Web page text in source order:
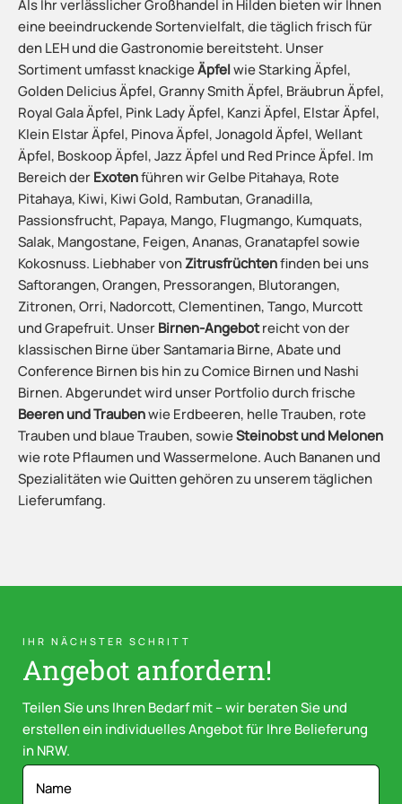
Als Ihr verlässlicher Großhandel in Hilden bieten wir Ihnen
eine beeindruckende Sortenvielfalt, die täglich frisch für
den LEH und die Gastronomie bereitsteht. Unser
Sortiment umfasst knackigeÄpfelwie Starking Äpfel,
Golden Delicius Äpfel, Granny Smith Äpfel, Bräubrun Äpfel,
Royal Gala Äpfel, Pink Lady Äpfel, Kanzi Äpfel, Elstar Äpfel,
Klein Elstar Äpfel, Pinova Äpfel, Jonagold Äpfel, Wellant
Äpfel, Boskoop Äpfel, Jazz Äpfel und Red Prince Äpfel. Im
Bereich derExotenführen wir Gelbe Pitahaya, Rote
Pitahaya, Kiwi, Kiwi Gold, Rambutan, Granadilla,
Passionsfrucht, Papaya, Mango, Flugmango, Kumquats,
Salak, Mangostane, Feigen, Ananas, Granatapfel sowie
Kokosnuss. Liebhaber vonZitrusfrüchtenfinden bei uns
Saftorangen, Orangen, Pressorangen, Blutorangen,
Zitronen, Orri, Nadorcott, Clementinen, Tango, Murcott
und Grapefruit. UnserBirnen-Angebotreicht von der
klassischen Birne über Santamaria Birne, Abate und
Conference Birnen bis hin zu Comice Birnen und Nashi
Birnen. Abgerundet wird unser Portfolio durch frische
Beeren und Traubenwie Erdbeeren, helle Trauben, rote
Trauben und blaue Trauben, sowieSteinobst und Melonen
wie rote Pflaumen und Wassermelone. Auch Bananen und
Spezialitäten wie Quitten gehören zu unserem täglichen
Lieferumfang.
IHR NÄCHSTER SCHRITT
Angebot anfordern!
Teilen Sie uns Ihren Bedarf mit – wir beraten Sie und
erstellen ein individuelles Angebot für Ihre Belieferung
in NRW.
A
N